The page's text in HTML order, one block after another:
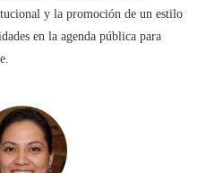
y la promoción de un estilo
en la agenda pública para